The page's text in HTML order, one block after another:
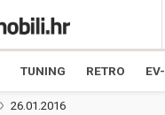
TUNING RETRO
26.01.2016